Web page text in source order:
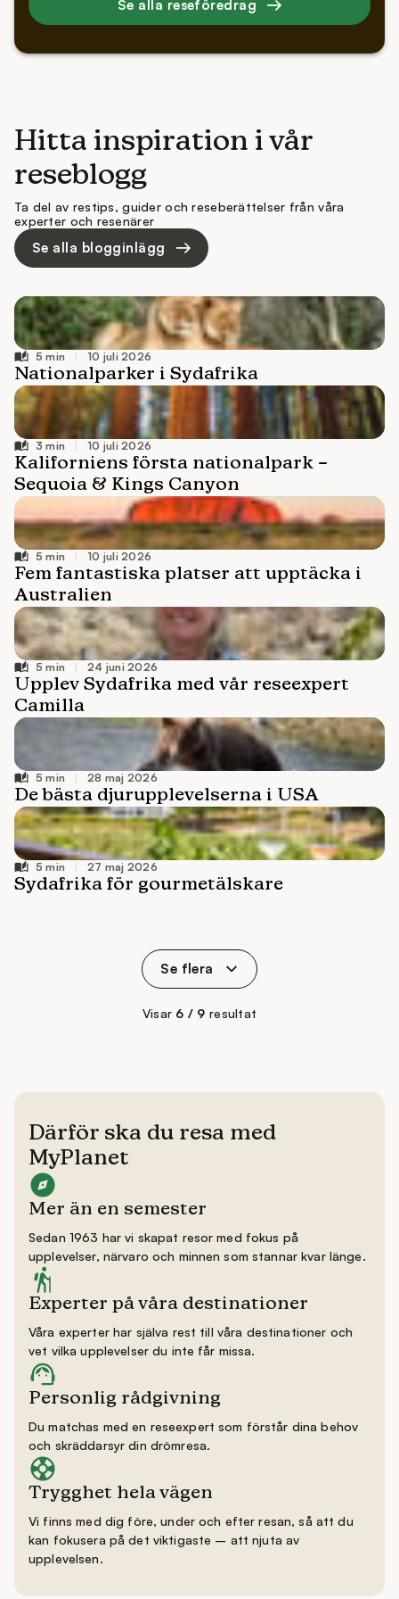
Se alla reseföredrag
Hitta inspiration i vår
reseblogg
Ta del av restips, guider och reseberättelser från våra
experter och resenärer
Se alla blogginlägg
10 juli 2026
10 juli 2026
10 juli 2026
24 juni 2026
28 maj 2026
27 maj 2026
Se flera
Visar 6 / 9resultat
Därför ska du resa med
MyPlanet
Mer än en semester
Sedan 1963 har vi skapat resor med fokus på
upplevelser, närvaro och minnen som stannar kvar länge.
Experter på våra destinationer
Våra experter har själva rest till våra destinationer och
vet vilka upplevelser du inte får missa.
Personlig rådgivning
Du matchas med en reseexpert som förstår dina behov
och skräddarsyr din drömresa.
Trygghet hela vägen
Vi finns med dig före, under och efter resan, så att du
kan fokusera på det viktigaste – att njuta av
upplevelsen.